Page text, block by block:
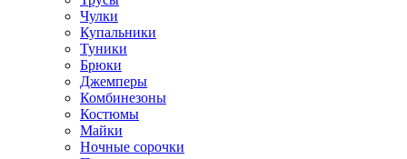
Чулки
Купальники
Туники
Брюки
Джемперы
Комбинезоны
Костюмы
Майки
Ночные сорочки